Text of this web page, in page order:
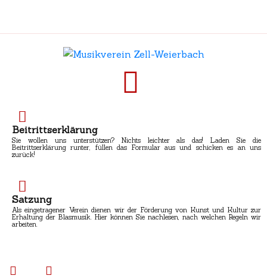
Beitrittserklärung
Sie wollen uns unterstützen? Nichts leichter als das! Laden Sie die
Beitrittserklärung runter, füllen das Formular aus und schicken es an uns
zurück!
Satzung
Als eingetragener Verein dienen wir der Förderung von Kunst und Kultur zur
Erhaltung der Blasmusik. Hier können Sie nachlesen, nach welchen Regeln wir
arbeiten.